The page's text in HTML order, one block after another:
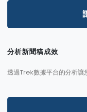
分析新聞稿成效
透過Trek數據平台的分析讓